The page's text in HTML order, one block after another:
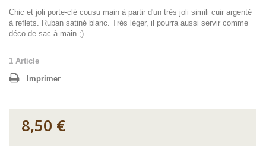
Chic et joli porte-clé cousu main à partir d'un très joli simili cuir argenté
à reflets. Ruban satiné blanc. Très léger, il pourra aussi servir comme
déco de sac à main ;)
1 Article
Imprimer
8,50 €